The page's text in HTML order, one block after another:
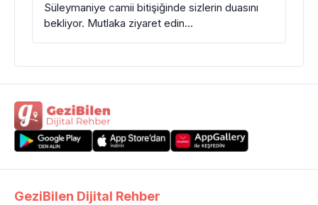
Süleymaniye camii bitişiğinde sizlerin duasını
bekliyor. Mutlaka ziyaret edin…
GeziBilen Dijital Rehber